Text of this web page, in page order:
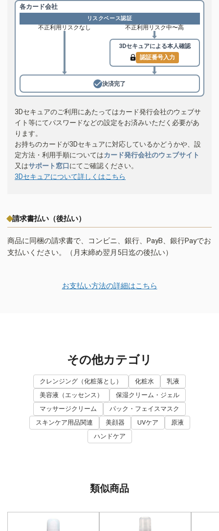
各カード会社
リスクベース認証
不正利用リスクなし 不正利用リスク中〜高
3Dセキュアによる本人確認
認証番号入力
決済完了
3Dセキュアのご利用にあたってはカード発行会社のウェブサ
イト等にてパスワードなどの設定をお済みいただく必要があ
ります。
お持ちのカードが3Dセキュアに対応しているかどうかや、設
定方法・利用手順についてはカード発行会社のウェブサイト
又はサポート窓口にてご確認ください。
3Dセキュアについて詳しくはこちら
請求書払い（後払い）
商品に同梱の請求書で、コンビニ、銀行、PayB、銀行Payでお
支払いください。（月末締め翌月5日迄の後払い）
お支払い方法の詳細はこちら
その他カテゴリ
クレンジング（化粧落とし） 化粧水
乳液
美容液（エッセンス）
保湿クリーム・ジェル
マッサージクリーム
パック・フェイスマスク
スキンケア用品関連
美顔器 UVケア
原液
ハンドケア
類似商品